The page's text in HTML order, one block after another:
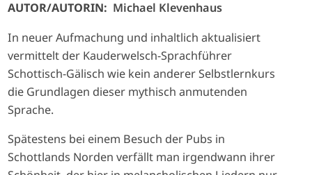
AUTOR/AUTORIN: Michael Klevenhaus
In neuer Aufmachung und inhaltlich aktualisiert
vermittelt der Kauderwelsch-Sprachführer
Schottisch-Gälisch wie kein anderer Selbstlernkurs
die Grundlagen dieser mythisch anmutenden
Sprache.
Spätestens bei einem Besuch der Pubs in
Schottlands Norden verfällt man irgendwann ihrer